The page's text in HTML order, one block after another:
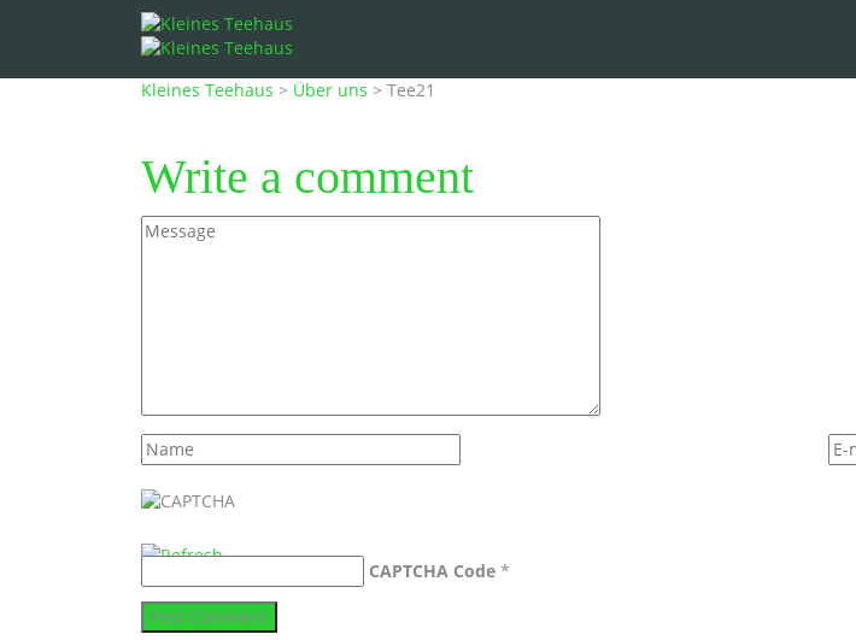
Kleines Teehaus > Über uns > Tee21
Write a comment
CAPTCHA Code *